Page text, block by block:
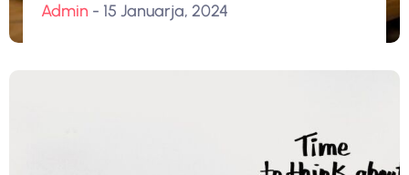
Admin - 15 Januarja, 2024